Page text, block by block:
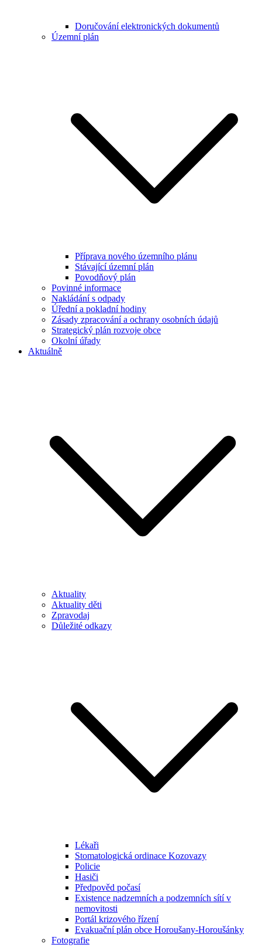
Doručování elektronických dokumentů
Územní plán
Příprava nového územního plánu
Stávající územní plán
Povodňový plán
Povinné informace
Nakládání s odpady
Úřední a pokladní hodiny
Zásady zpracování a ochrany osobních údajů
Strategický plán rozvoje obce
Okolní úřady
Aktuálně
Aktuality
Aktuality děti
Zpravodaj
Důležité odkazy
Lékaři
Stomatologická ordinace Kozovazy
Policie
Hasiči
Předpověd počasí
Existence nadzemních a podzemních sítí v
nemovitosti
Portál krizového řízení
Evakuační plán obce Horoušany-Horoušánky
Fotografie